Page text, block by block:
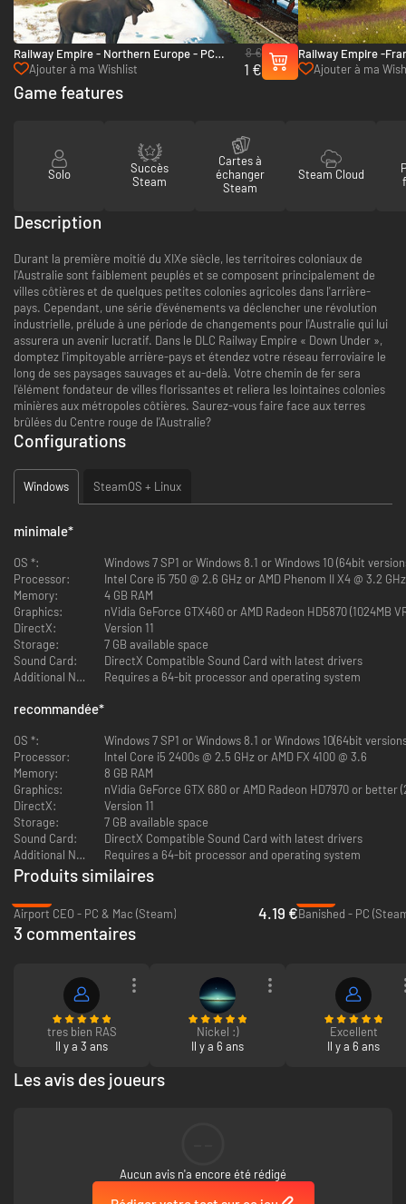
Railway Empire - Northern Europe - PC
(Steam)
Ajouter à ma Wishlist
8 €
1 €
Railway Empire -
Ajouter à ma
Game features
Solo
Succès
Steam
Cartes à
échanger
Steam
Steam Cloud
Description
Durant la première moitié du XIXe siècle, les territoires coloniaux de
l'Australie sont faiblement peuplés et se composent principalement de
villes côtières et de quelques petites colonies agricoles dans l'arrière-
pays. Cependant, une série d'événements va déclencher une révolution
industrielle, prélude à une période de changements pour l'Australie qui lui
assurera un avenir lucratif. Dans le DLC Railway Empire « Down Under »,
domptez l'impitoyable arrière-pays et étendez votre réseau ferroviaire le
long de ses paysages sauvages et au-delà. Votre chemin de fer sera
l'élément fondateur de villes florissantes et reliera les lointaines colonies
minières aux métropoles côtières. Saurez-vous faire face aux terres
brûlées du Centre rouge de l'Australie?
Configurations
Windows SteamOS + Linux
minimale*
OS *:
Windows 7 SP1 or Windows 8.1 or Windows 10 (64bit
Processor:
Intel Core i5 750 @ 2.6 GHz or AMD Phenom II X4 @ 3.2 GHz
Memory:
4 GB RAM
Graphics:
nVidia GeForce GTX460 or AMD Radeon HD5870 (1024MB
DirectX:
Version 11
Storage:
7 GB available space
Sound Card:
DirectX Compatible Sound Card with latest drivers
Additional Notes:
Requires a 64-bit processor and operating system
recommandée*
OS *:
Windows 7 SP1 or Windows 8.1 or Windows 10(64bit
Processor:
Intel Core i5 2400s @ 2.5 GHz or AMD FX 4100 @ 3.6
Memory:
8 GB RAM
Graphics:
nVidia GeForce GTX 680 or AMD Radeon HD7970 or
DirectX:
Version 11
Storage:
7 GB available space
Sound Card:
DirectX Compatible Sound Card with latest drivers
Additional Notes:
Requires a 64-bit processor and operating system
Produits similaires
Airport CEO - PC & Mac (Steam)
4.19 €Banished - PC
3 commentaires
tres bien RAS
Il y a 3 ans
Nickel :)
Il y a 6 ans
Excellent
Il y a 6 ans
Les avis des joueurs
Aucun avis n'a encore été rédigé